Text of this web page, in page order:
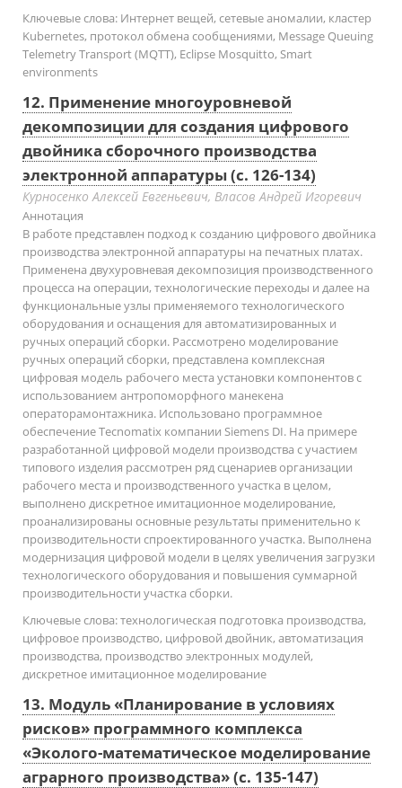
Ключевые слова: Интернет вещей, сетевые аномалии, кластер
Kubernetes, протокол обмена сообщениями, Message Queuing
Telemetry Transport (MQTT), Eclipse Mosquitto, Smart
environments
12. Применение многоуровневой
декомпозиции для создания цифрового
двойника сборочного производства
электронной аппаратуры (с. 126-134)
Курносенко Алексей Евгеньевич, Власов Андрей Игоревич
Аннотация
В работе представлен подход к созданию цифрового двойника
производства электронной аппаратуры на печатных платах.
Применена двухуровневая декомпозиция производственного
процесса на операции, технологические переходы и далее на
функциональные узлы применяемого технологического
оборудования и оснащения для автоматизированных и
ручных операций сборки. Рассмотрено моделирование
ручных операций сборки, представлена комплексная
цифровая модель рабочего места установки компонентов с
использованием антропоморфного манекена
операторамонтажника. Использовано программное
обеспечение Tecnomatix компании Siemens DI. На примере
разработанной цифровой модели производства с участием
типового изделия рассмотрен ряд сценариев организации
рабочего места и производственного участка в целом,
выполнено дискретное имитационное моделирование,
проанализированы основные результаты применительно к
производительности спроектированного участка. Выполнена
модернизация цифровой модели в целях увеличения загрузки
технологического оборудования и повышения суммарной
производительности участка сборки.
Ключевые слова:технологическая подготовка производства,
цифровое производство, цифровой двойник, автоматизация
производства, производство электронных модулей,
дискретное имитационное моделирование
13. Модуль «Планирование в условиях
рисков» программного комплекса
«Эколого-математическое моделирование
аграрного производства» (с. 135-147)